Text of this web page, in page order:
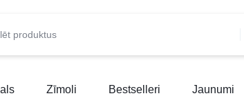
Zīmoli Bestselleri Jaunumi